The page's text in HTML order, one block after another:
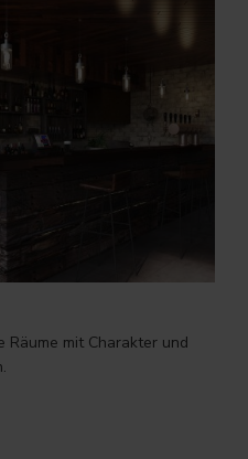
Räume mit Charakter und